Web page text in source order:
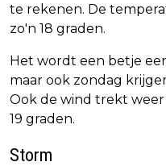
te rekenen. De
zo'n 18 graden.
Het wordt een betje
maar ook zondag
Ook de wind trekt weer
19 graden.
Storm